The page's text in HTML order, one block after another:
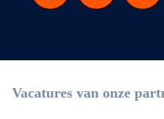
Vacatures van onze